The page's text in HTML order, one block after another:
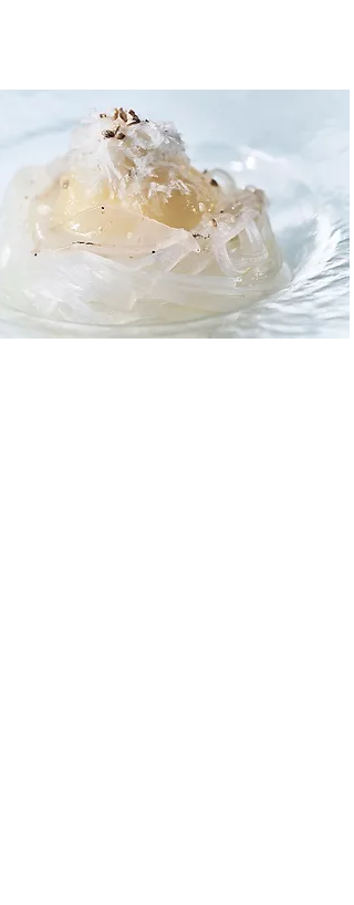
透明すぎる「プリン」
「黄色と黒」という常識を覆した透き通る
「透明プリン」に、「透明醤油」を使ったカ
ラメルソースをかけます。